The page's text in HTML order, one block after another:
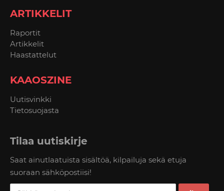
ARTIKKELIT
Raportit
Artikkelit
Haastattelut
KAAOSZINE
Uutisvinkki
Tietosuojasta
Tilaa uutiskirje
Saat ainutlaatuista sisältöä, kilpailuja sekä etuja
suoraan sähköpostiisi!